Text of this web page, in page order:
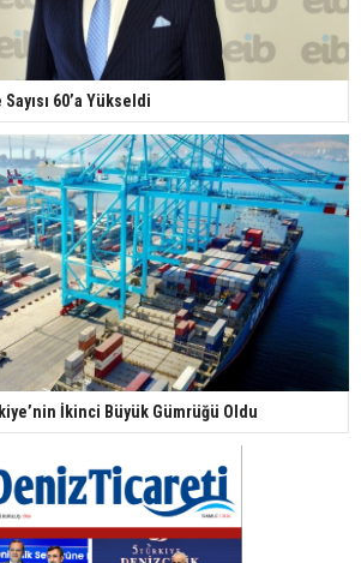
60’a Yükseldi
İkinci Büyük Gümrüğü Oldu